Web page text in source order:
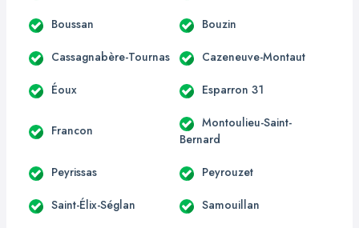
Boussan Bouzin
Cassagnabère-Tournas Cazeneuve-Montaut
Éoux Esparron 31
Francon
Montoulieu-Saint-
Bernard
Peyrissas Peyrouzet
Saint-Élix-Séglan Samouillan